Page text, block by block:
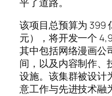
平了道路。
该项目总预算为 399
元），将开发一个
其中包括网络漫画公
间，以及内容制作、
设施。该集群被设计
意工作与先进技术融